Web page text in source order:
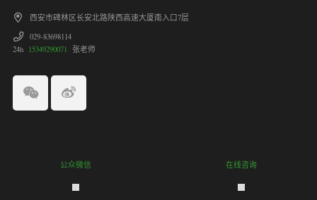
西安市碑林区长安北路陕西高速大厦南入口7层
029-83698114
24h
15349290071 张老师
公众微信 在线咨询